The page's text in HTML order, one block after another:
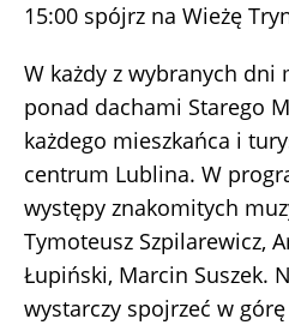
15:00 spójrz na Wieżę
W każdy z wybranych dni
ponad dachami Starego
każdego mieszkańca i
centrum Lublina. W
występy znakomitych
Tymoteusz Szpilarewicz,
Łupiński, Marcin Suszek.
wystarczy spojrzeć w